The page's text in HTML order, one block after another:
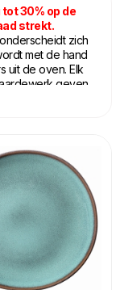
30% op de
strekt.
zich
met de hand
uit de oven. Elk
geven
van stevig